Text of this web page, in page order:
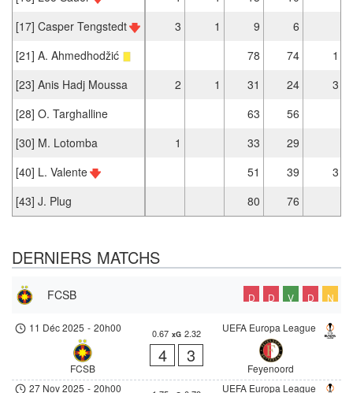
[17] Casper Tengstedt
3 1 9
6
[21] A. Ahmedhodžić
78 74
1
[23] Anis Hadj Moussa
2 1 31 24
3
[28] O. Targhalline
63
56
[30] M. Lotomba
1 33
29
[40] L. Valente
51 39
3
[43] J. Plug
80 76
DERNIERS MATCHS
FCSB D D V D N
UEFA Europa League
11 Déc 2025 - 20h00
FCSB
0.67 xG 2.32
4 3
Feyenoord
UEFA Europa League
27 Nov 2025 - 20h00